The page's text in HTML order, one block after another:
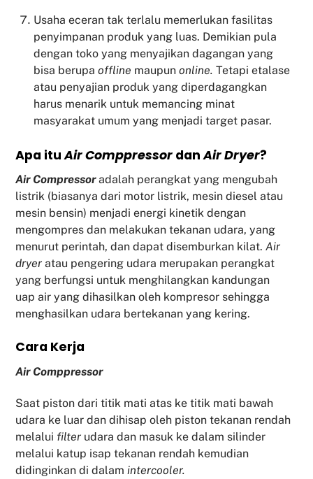
Usaha eceran tak terlalu memerlukan fasilitas
penyimpanan produk yang luas. Demikian pula
dengan toko yang menyajikan dagangan yang
bisa berupa offline maupun online. Tetapi etalase
atau penyajian produk yang diperdagangkan
harus menarik untuk memancing minat
masyarakat umum yang menjadi target pasar.
Apa ituAir Comppressor danAir Dryer?
Air Compressoradalah perangkat yang mengubah
listrik (biasanya dari motor listrik, mesin diesel atau
mesin bensin) menjadi energi kinetik dengan
mengompres dan melakukan tekanan udara, yang
menurut perintah, dan dapat disemburkan kilat.Air
dryer atau pengering udara merupakan perangkat
yang berfungsi untuk menghilangkan kandungan
uap air yang dihasilkan oleh kompresor sehingga
menghasilkan udara bertekanan yang kering.
Cara Kerja
Air Comppressor
Saat piston dari titik mati atas ke titik mati bawah
udara ke luar dan dihisap oleh piston tekanan rendah
melalui filter udara dan masuk ke dalam silinder
melalui katup isap tekanan rendah kemudian
didinginkan di dalamintercooler.